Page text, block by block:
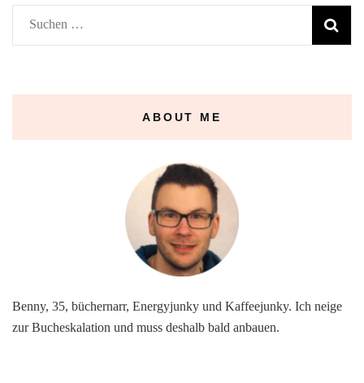
Suchen
nach:
ABOUT ME
Benny, 35, büchernarr, Energyjunky und Kaffeejunky. Ich neige
zur Bucheskalation und muss deshalb bald anbauen.